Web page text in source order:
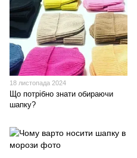
18 листопада 2024
Що потрібно знати обираючи
шапку?